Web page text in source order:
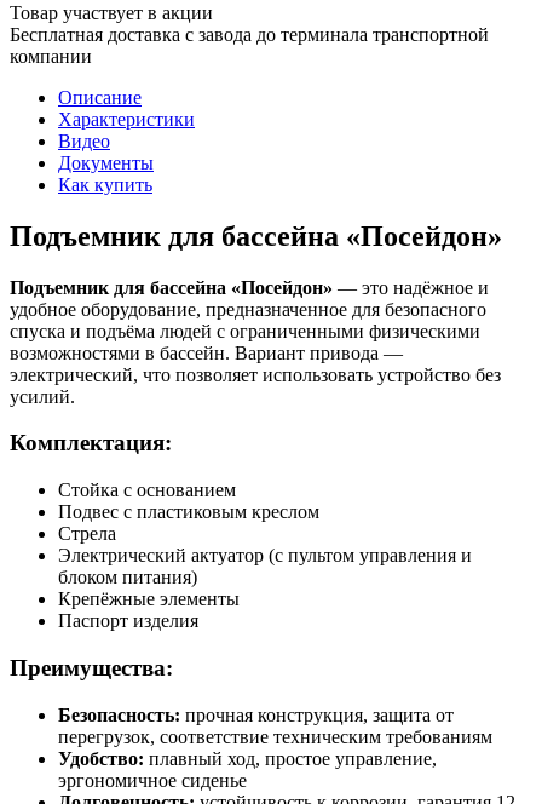
Товар участвует в акции
Бесплатная доставка с завода до терминала транспортной
компании
Описание
Характеристики
Видео
Документы
Как купить
Подъемник для бассейна «Посейдон»
Подъемник для бассейна «Посейдон» — это надёжное и
удобное оборудование, предназначенное для безопасного
спуска и подъёма людей с ограниченными физическими
возможностями в бассейн. Вариант привода —
электрический, что позволяет использовать устройство без
усилий.
Комплектация:
Стойка с основанием
Подвес с пластиковым креслом
Стрела
Электрический актуатор (с пультом управления и
блоком питания)
Крепёжные элементы
Паспорт изделия
Преимущества:
Безопасность: прочная конструкция, защита от
перегрузок, соответствие техническим требованиям
Удобство: плавный ход, простое управление,
эргономичное сиденье